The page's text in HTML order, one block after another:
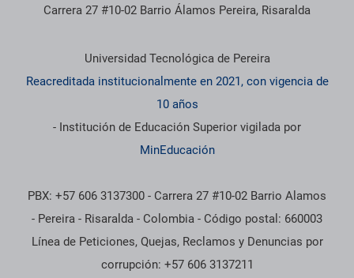
Carrera 27 #10-02 Barrio Álamos Pereira, Risaralda
Información institucional
Universidad Tecnológica de Pereira
Reacreditada institucionalmente en 2021, con vigencia de
10 años
- Institución de Educación Superior vigilada por
MinEducación
PBX: +57 606 3137300 - Carrera 27 #10-02 Barrio Alamos
- Pereira - Risaralda - Colombia - Código postal: 660003
Línea de Peticiones, Quejas, Reclamos y Denuncias por
corrupción: +57 606 3137211